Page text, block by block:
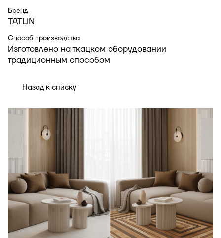
Бренд
TATLIN
Способ производства
Изготовлено на ткацком оборудовании
традиционным способом
Назад к списку